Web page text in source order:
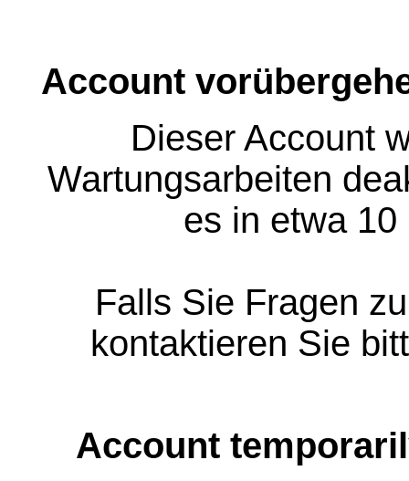
Account
Dieser Account
Wartungsarbeiten
es in etwa
Falls Sie Fragen
kontaktieren Sie
Account